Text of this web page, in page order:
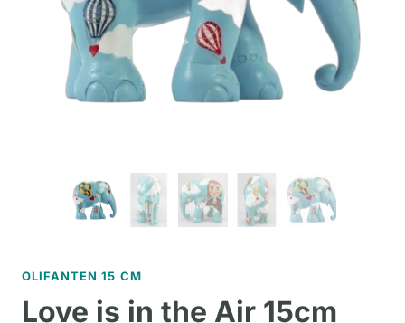
OLIFANTEN 15 CM
Love is in the Air 15cm